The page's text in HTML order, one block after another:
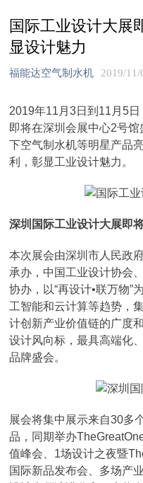
国际工业设计大展
显设计魅力
福能达空气制水机 2019/11/
2019年11月3日到11月5
即将在深圳会展中心2号
下空气制水机等明星产品
利，彰显工业设计魅力。
深圳国际工业设计大展即
本次展会由深圳市人民政
承办，中国工业设计协会
协办，以“再设计•联万物”
工智能和云计算等趋势，
计创新产业价值链的广度
设计风向标，最具高端化
品牌盛会。
展会将集中展示来自30多
品，同期举办
值峰会、1场设计之夜暨
国际新品发布会、多场产